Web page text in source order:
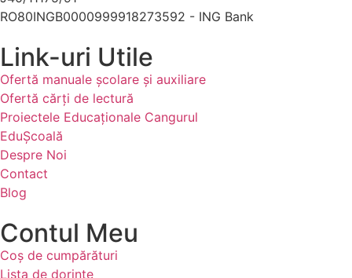
RO80INGB0000999918273592 - ING Bank
Link-uri Utile
Ofertă manuale şcolare şi auxiliare
Ofertă cărți de lectură
Proiectele Educaţionale Cangurul
EduȘcoală
Despre Noi
Contact
Blog
Contul Meu
Coș de cumpărături
Lista de dorințe